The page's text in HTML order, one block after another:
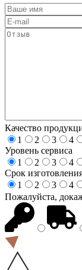
Качество
1
2 3 4
Уровень сервиса
1
2 3 4
Срок
1
2 3 4
Пожалуйста,